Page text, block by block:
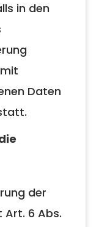
in den
Daten
der
Art. 6 Abs.